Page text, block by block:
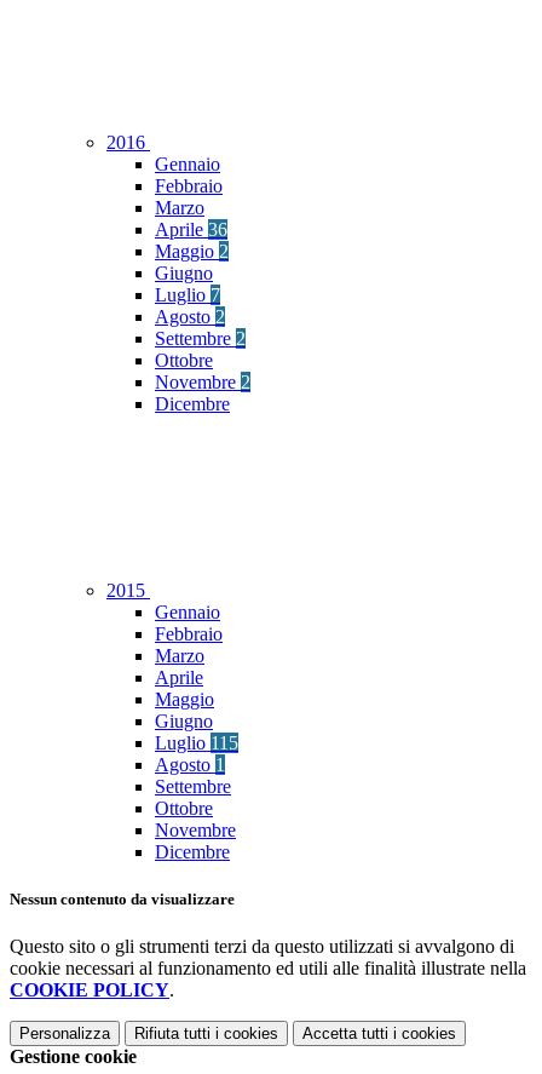
2016
Gennaio
Febbraio
Marzo
Aprile 36
Maggio 2
Giugno
Luglio 7
Agosto 2
Settembre 2
Ottobre
Novembre 2
Dicembre
2015
Gennaio
Febbraio
Marzo
Aprile
Maggio
Giugno
Luglio 115
Agosto 1
Settembre
Ottobre
Novembre
Dicembre
Nessun contenuto da visualizzare
Questo sito o gli strumenti terzi da questo utilizzati si avvalgono di
cookie necessari al funzionamento ed utili alle finalità illustrate nella
COOKIE POLICY.
Personalizza Rifiuta tutti i cookies Accetta tutti i cookies
Gestione cookie